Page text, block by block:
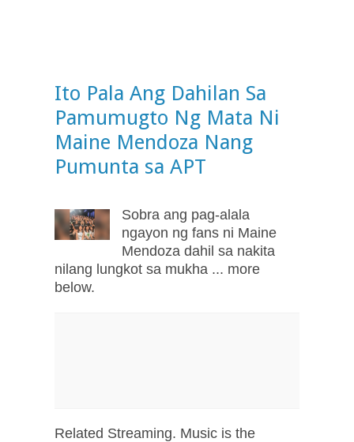
Ito Pala Ang Dahilan Sa
Pamumugto Ng Mata Ni
Maine Mendoza Nang
Pumunta sa APT
Sobra ang pag-alala
ngayon ng fans ni Maine
Mendoza dahil sa nakita
nilang lungkot sa mukha ... more
below.
Related Streaming. Music is the